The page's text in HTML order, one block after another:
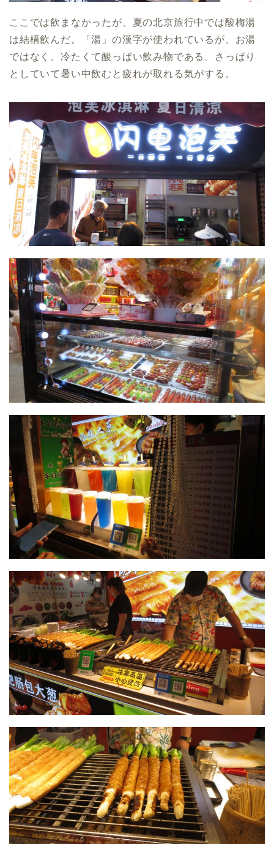
ここでは飲まなかったが、夏の北京旅行中では酸梅湯
は結構飲んだ。「湯」の漢字が使われているが、お湯
ではなく、冷たくて酸っぱい飲み物である。さっぱり
としていて暑い中飲むと疲れが取れる気がする。